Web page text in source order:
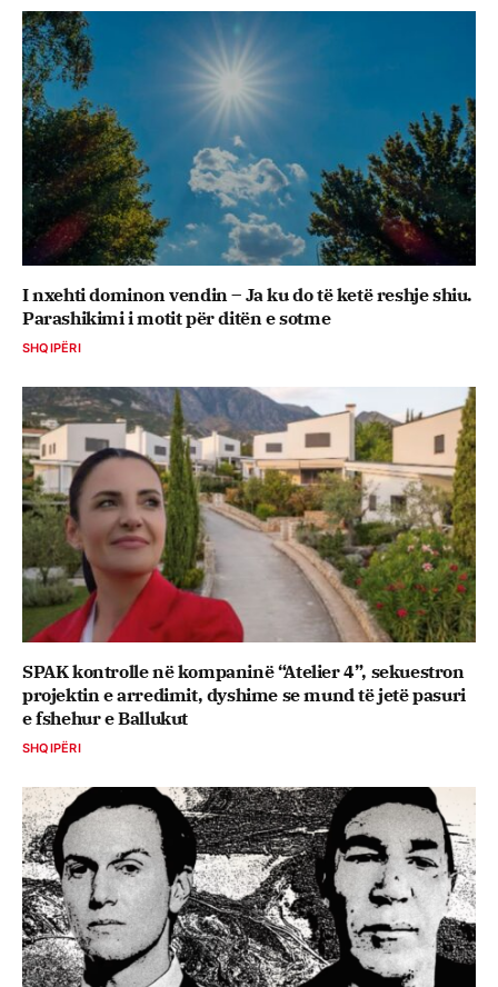
I nxehti dominon vendin – Ja ku do të ketë reshje shiu.
Parashikimi i motit për ditën e sotme
SHQIPËRI
SPAK kontrolle në kompaninë “Atelier 4”, sekuestron
projektin e arredimit, dyshime se mund të jetë pasuri
e fshehur e Ballukut
SHQIPËRI